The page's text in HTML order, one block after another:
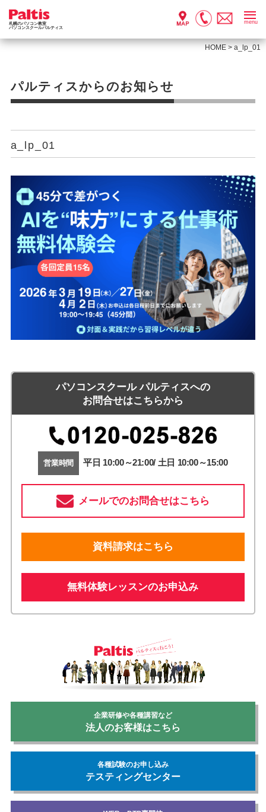
札幌のパソコン教室
パソコンスクールパルティス
menu
HOME >a_lp_01
パルティスからのお知らせ
a_lp_01
パソコンスクール パルティスへの
お問合せはこちらから
営業時間 平日 10:00～21:00/ 土日 10:00～15:00
メールでのお問合せはこちら
資料請求はこちら
無料体験レッスンのお申込み
企業研修や各種講習など
法人のお客様はこちら
各種試験のお申し込み
テスティングセンター